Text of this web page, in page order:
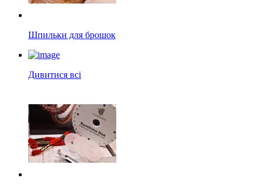
Шпильки для брошок
Дивитися всі